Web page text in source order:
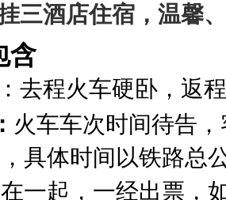
三酒店住宿，温馨
含
去程火车硬卧，返
火车车次时间待告
具体时间以铁路总
在一起，一经出票